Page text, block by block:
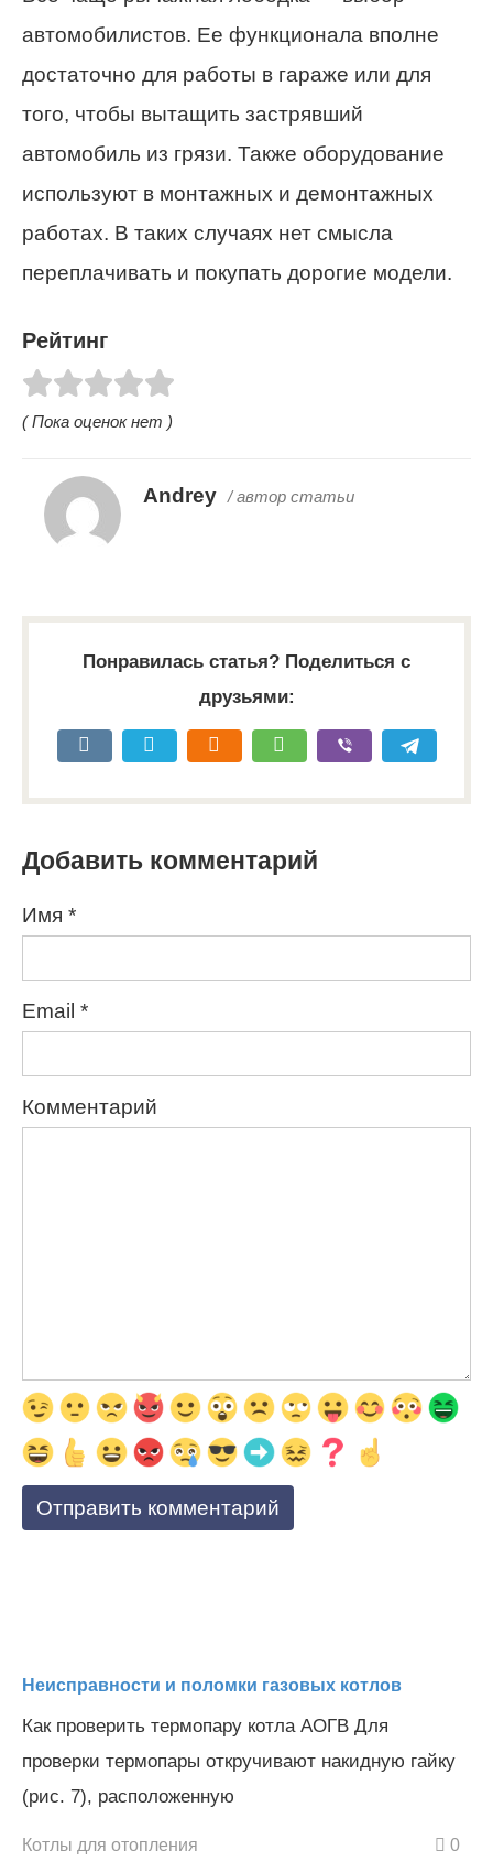
автомобилистов. Ее функционала вполне
достаточно для работы в гараже или для
того, чтобы вытащить застрявший
автомобиль из грязи. Также оборудование
используют в монтажных и демонтажных
работах. В таких случаях нет смысла
переплачивать и покупать дорогие модели.
Рейтинг
( Пока оценок нет )
Andrey / автор статьи
Понравилась статья? Поделиться с
друзьями:
Добавить комментарий
Имя *
Email *
Комментарий
Неисправности и поломки газовых котлов
Как проверить термопару котла АОГВ Для
проверки термопары откручивают накидную гайку
(рис. 7), расположенную
Котлы для отопления 0